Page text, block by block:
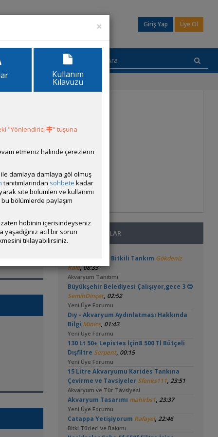
Giriş Yap Üye Ol
SON MESAJLAR
200 Litre Yeni Bitkili Tankım Gökdeniz
Kale,08:33
Akvaryum Tanıtımı
Büyükşehir Belediyesi Çalışıyor,gece 3 😊
SemihDinçer, 02:52
Yeni Üye Forumu
Dıy - Akvaryum Aydınlatması Hakkında
Bilgi Minics, 01:42
Yeni Üye Forumu
130 Lt 50+ Lepistes İçin8.500 Tl Bütçeli
Dışfiltre Serpent, 00:15
Yeni Üye Forumu
15 Litre Akvaryumu Karides Tankına
Çevirme ve Tavsiyeler Sfenks111,23:51
Akvaryum ve Tür Tavsiyesi
Akvaryum Tasarımı mahirbs1,23:37
Yeni Üye Forumu
Catappa Yetişiyorum Rafayel,22:46
Bitki Türleri ve Bakımı
×
Kullanım
Kılavuzu
"Yönlendirici
" tuşuna
etmeniz halinde çerezlerin
ile damlaya damlaya göl olmuş
tanıtımlarından sohbete kadar
site bölümleri ve kullanımı
bölümlerde paylaşım
hobinin içerisindeyseniz
acil bir sorun
tıklayabilirsiniz.